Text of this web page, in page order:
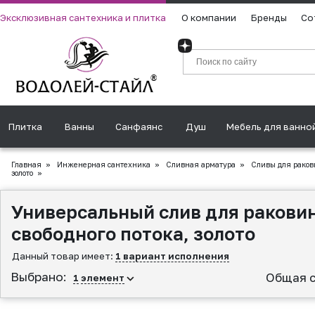
Эксклюзивная сантехника и плитка О компании Бренды
Плитка Ванны Санфаянс Душ Мебель для
Главная » Инженерная сантехника » Сливная аpматура »
Сливы для
золото »
Универсальный слив для
свободного потока, золото
Данный товар имеет: 1 вариант исполнения
Выбрано: 1 элемент Общая